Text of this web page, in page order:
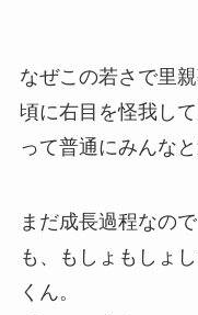
なぜこの若さで里
頃に右目を怪我し
って普通にみんな
まだ成長過程なの
も、もしょもしょ
くん。